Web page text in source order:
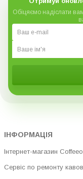
Обіцяємо надіслати
ІНФОРМАЦІЯ
Інтернет-магазин
Сервіс по ремонту